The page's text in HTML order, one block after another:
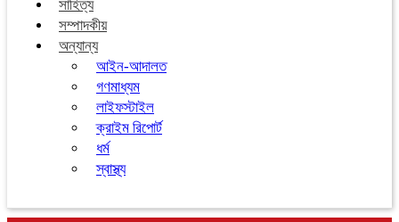
সাহিত্য
সম্পাদকীয়
অন্যান্য
আইন-আদালত
গণমাধ্যম
লাইফস্টাইল
ক্রাইম রিপোর্ট
ধর্ম
স্বাস্থ্য